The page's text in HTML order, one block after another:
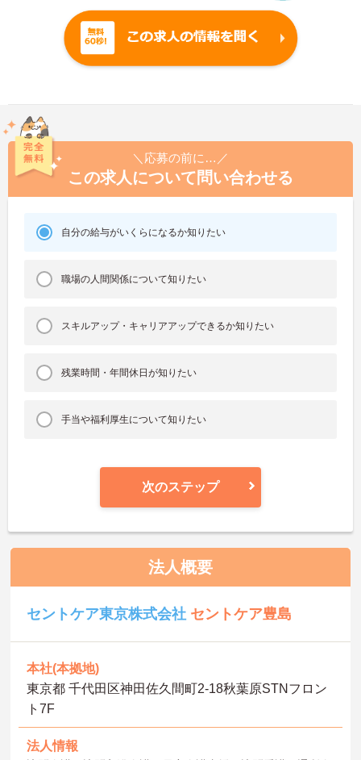
＼応募の前に…／
この求人について問い合わせる
自分の給与がいくらになるか知りたい
職場の人間関係について知りたい
スキルアップ・キャリアアップできるか知りたい
残業時間・年間休日が知りたい
手当や福利厚生について知りたい
次のステップ
法人概要
セントケア東京株式会社 セントケア豊島
本社(本拠地)
東京都 千代田区神田佐久間町2‐18秋葉原STNフロン
ト7F
法人情報